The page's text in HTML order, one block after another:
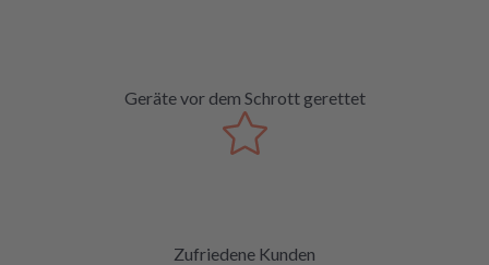
Geräte vor dem Schrott gerettet
Zufriedene Kunden